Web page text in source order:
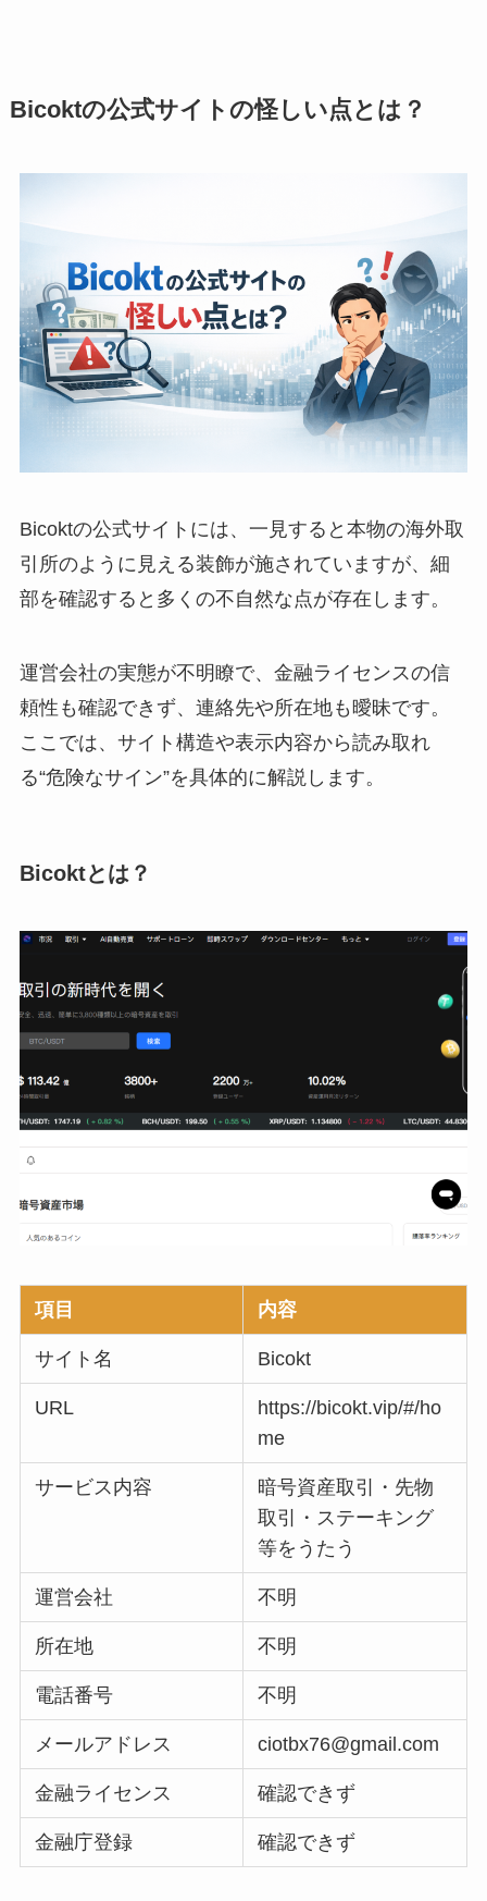
Bicoktの公式サイトの怪しい点とは？
Bicoktの公式サイトには、一見すると本物の海外取
引所のように見える装飾が施されていますが、細
部を確認すると多くの不自然な点が存在します。
運営会社の実態が不明瞭で、金融ライセンスの信
頼性も確認できず、連絡先や所在地も曖昧です。
ここでは、サイト構造や表示内容から読み取れ
る“危険なサイン”を具体的に解説します。
Bicoktとは？
項目 内容
サイト名 Bicokt
URL
https://bicokt.vip/#/ho
me
サービス内容
暗号資産取引・先物
取引・ステーキング
等をうたう
運営会社 不明
所在地 不明
電話番号 不明
メールアドレス ciotbx76@gmail.com
金融ライセンス 確認できず
金融庁登録 確認できず